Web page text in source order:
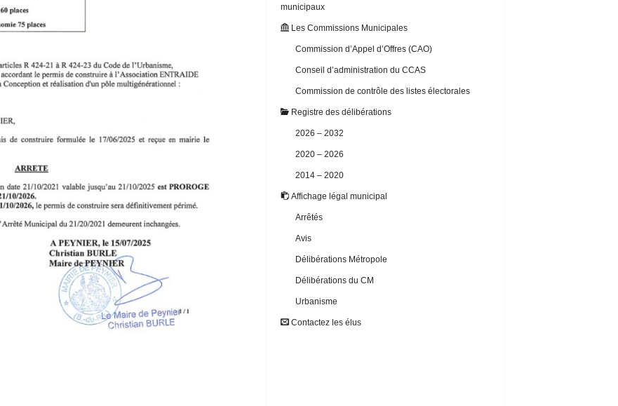
municipaux
Les Commissions Municipales
Commission d’Appel d’Offres (CAO)
Conseil d’administration du CCAS
Commission de contrôle des listes électorales
Registre des délibérations
2026 – 2032
2020 – 2026
2014 – 2020
Affichage légal municipal
Arrêtés
Avis
Délibérations Métropole
Délibérations du CM
Urbanisme
Contactez les élus